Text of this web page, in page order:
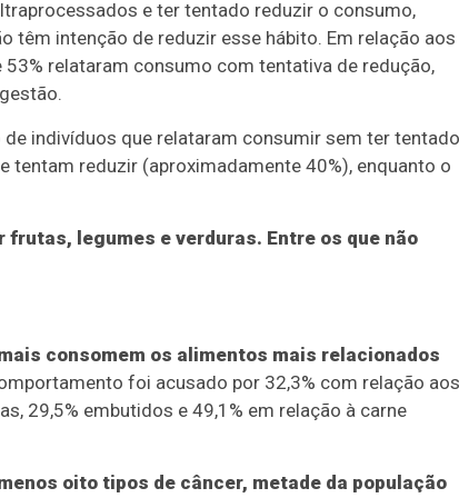
e ter tentado reduzir o consumo,
têm intenção de reduzir esse hábito. Em relação aos
relataram consumo com tentativa de redução,
indivíduos que relataram consumir sem ter tentado
tentam reduzir (aproximadamente 40%), enquanto o
legumes e verduras. Entre os que não
consomem os alimentos mais relacionados
foi acusado por 32,3% com relação aos
29,5% embutidos e 49,1% em relação à carne
oito tipos de câncer, metade da população